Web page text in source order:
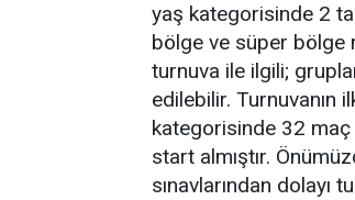
yaş kategorisinde 2
bölge ve süper bölge
turnuva ile ilgili;
edilebilir. Turnuvanın
kategorisinde 32 maç
start almıştır.
sınavlarından dolayı